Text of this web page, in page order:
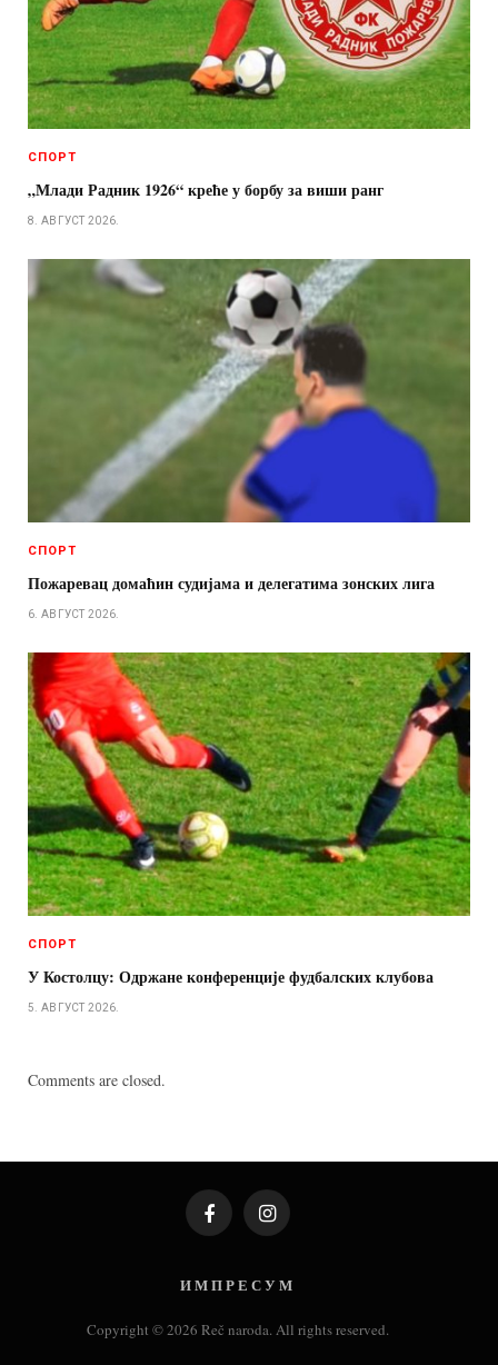
СПОРТ
„Млади Радник 1926“ креће у борбу за виши ранг
8. АВГУСТ 2026.
СПОРТ
Пожаревац домаћин судијама и делегатима зонских лига
6. АВГУСТ 2026.
СПОРТ
У Костолцу: Одржане конференције фудбалских клубова
5. АВГУСТ 2026.
Comments are closed.
FacebookInstagram
И М П Р Е С У М
Copyright © 2026 Reč naroda. All rights reserved.